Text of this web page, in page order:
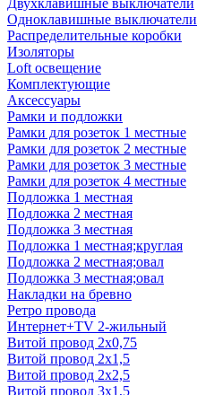
Двухклавишные выключатели
Одноклавишные выключатели
Распределительные коробки
Изоляторы
Loft освещение
Комплектующие
Аксессуары
Рамки и подложки
Рамки для розеток 1 местные
Рамки для розеток 2 местные
Рамки для розеток 3 местные
Рамки для розеток 4 местные
Подложка 1 местная
Подложка 2 местная
Подложка 3 местная
Подложка 1 местная;круглая
Подложка 2 местная;овал
Подложка 3 местная;овал
Накладки на бревно
Ретро провода
Интернет+TV 2-жильный
Витой провод 2x0,75
Витой провод 2x1,5
Витой провод 2x2,5
Витой провод 3x1,5